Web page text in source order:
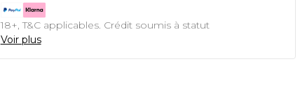
18+, T&C applicables. Crédit soumis à statut
Voir plus